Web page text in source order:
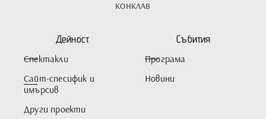
КОНКЛАВ
Дейност
Спектакли
Сайт-спесифик и
имърсив
Други проекти
Събития
Програма
Новини